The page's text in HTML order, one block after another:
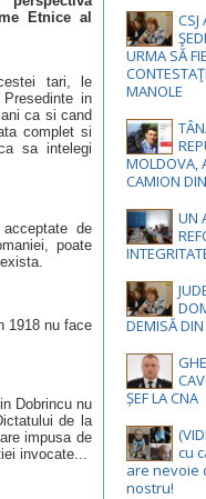
Etnice al
tari, le
in
ca si cand
complet si
sa intelegi
de
poate
1918 nu face
Dobrincu nu
de la
impusa de
invocate...
CSJ
URMA SĂ
MANOLE
MOLDOVA,
CAMION
UN
DEMISĂ DIN
ȘEF LA CNA
cu
are nevoie
nostru!